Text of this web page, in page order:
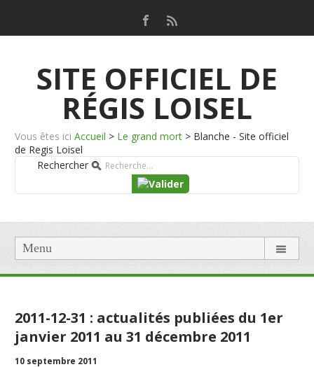
SITE OFFICIEL DE
RÉGIS LOISEL
Vous êtes ici Accueil > Le grand mort > Blanche - Site officiel
de Regis Loisel
Rechercher
Menu
2011-12-31 : actualités publiées du 1er
janvier 2011 au 31 décembre 2011
10 septembre 2011